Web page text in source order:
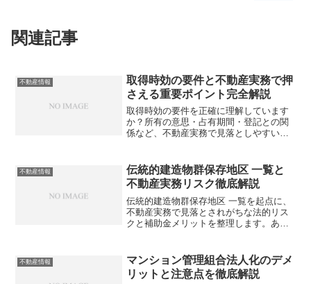
関連記事
不動産情報
取得時効の要件と不動産実務で押
さえる重要ポイント完全解説
取得時効の要件を正確に理解しています
か？所有の意思・占有期間・登記との関
係など、不動産実務で見落としやすいポ
不動産情報
伝統的建造物群保存地区 一覧と
不動産実務リスク徹底解説
伝統的建造物群保存地区 一覧を起点に、
不動産実務で見落とされがちな法的リス
クと補助金メリットを整理します。あな
不動産情報
マンション管理組合法人化のデメ
リットと注意点を徹底解説